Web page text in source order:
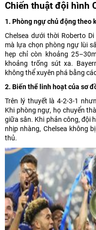
Chiến thuật đội hình
1. Phòng ngự chủ động theo
Chelsea dưới thời Roberto
mà lựa chọn phòng ngự lùi
hẹp chỉ còn khoảng
khoảng trống sút xa.
không thể xuyên phá bằng
2. Biến thể linh hoạt của sơ
Trên lý thuyết là 4-2-3-1
Khi phòng ngự, họ chuyển
giữa sân. Khi phản công, đội
nhịp nhàng, Chelsea không
thủ.